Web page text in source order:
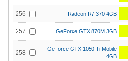
256 Radeon R7 370 4GB
257 GeForce GTX 870M 3GB
258
GeForce GTX 1050 Ti Mobile
4GB